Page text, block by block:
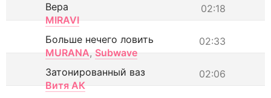
02:18
Вера
MIRAVI
02:33
Больше нечего ловить
MURANA, Subwave
02:06
Затонированный ваз
Витя АК